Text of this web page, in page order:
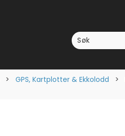
> GPS, Kartplotter & Ekkolodd >